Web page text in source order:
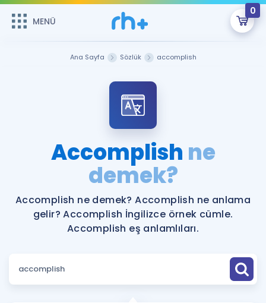
MENÜ
0
Şifremi Hatırlamıyorum
Sepetin Şu An Boş.
Remzi Hoca ile seni sınava hazırlayacak onlarca eğitim seni
bekliyor!
MENÜ
Katılımcı Görüşleri
Faydalı Araçlar
Ücretsiz Kaynaklar
Puan Hesaplama
İngilizce Gramer
Ana Sayfa Sözlük accomplish
Accomplish ne
demek?
Accomplish ne demek? Accomplish ne anlama
gelir? Accomplish İngilizce örnek cümle.
Accomplish eş anlamlıları.